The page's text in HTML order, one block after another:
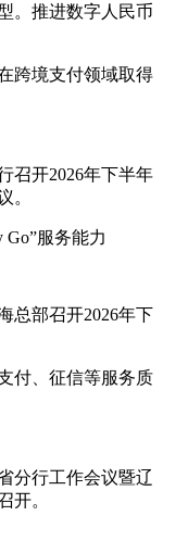
。推进数字人民币
跨境支付领域取得
召开2026年下半年
。
Go”服务能力
总部召开2026年下
付、征信等服务质
分行工作会议暨辽
开。